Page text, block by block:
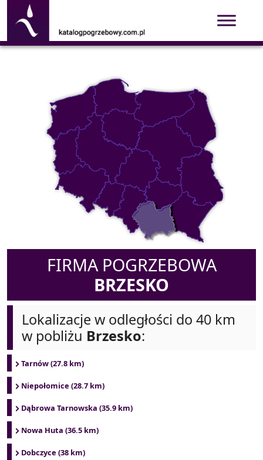
FIRMA POGRZEBOWA
BRZESKO
Lokalizacje w odległości do 40 km
w pobliżu Brzesko:
Tarnów (27.8 km)
Niepołomice (28.7 km)
Dąbrowa Tarnowska (35.9 km)
Nowa Huta (36.5 km)
Dobczyce (38 km)